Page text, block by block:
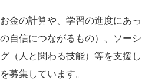
金の計算や、学習の進度にあっ
自信につながるもの）、ソーシ
（人と関わる技能）等を支援し
募集しています。